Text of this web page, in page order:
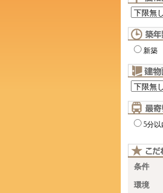
新築
5分以
条件
環境